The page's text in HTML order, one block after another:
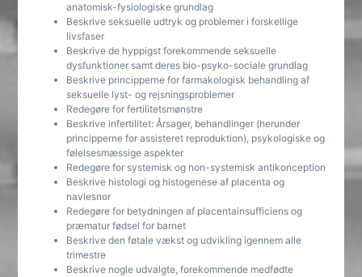
anatomisk-fysiologiske grundlag
Beskrive seksuelle udtryk og problemer i forskellige
livsfaser
Beskrive de hyppigst forekommende seksuelle
dysfunktioner samt deres bio-psyko-sociale grundlag
Beskrive principperne for farmakologisk behandling af
seksuelle lyst- og rejsningsproblemer
Redegøre for fertilitetsmønstre
Beskrive infertilitet: Årsager, behandlinger (herunder
principperne for assisteret reproduktion), psykologiske og
følelsesmæssige aspekter
Redegøre for systemisk og non-systemisk antikonception
Beskrive histologi og histogenese af placenta og
navlesnor
Redegøre for betydningen af placentainsufficiens og
præmatur fødsel for barnet
Beskrive den føtale vækst og udvikling igennem alle
trimestre
Beskrive nogle udvalgte, forekommende medfødte